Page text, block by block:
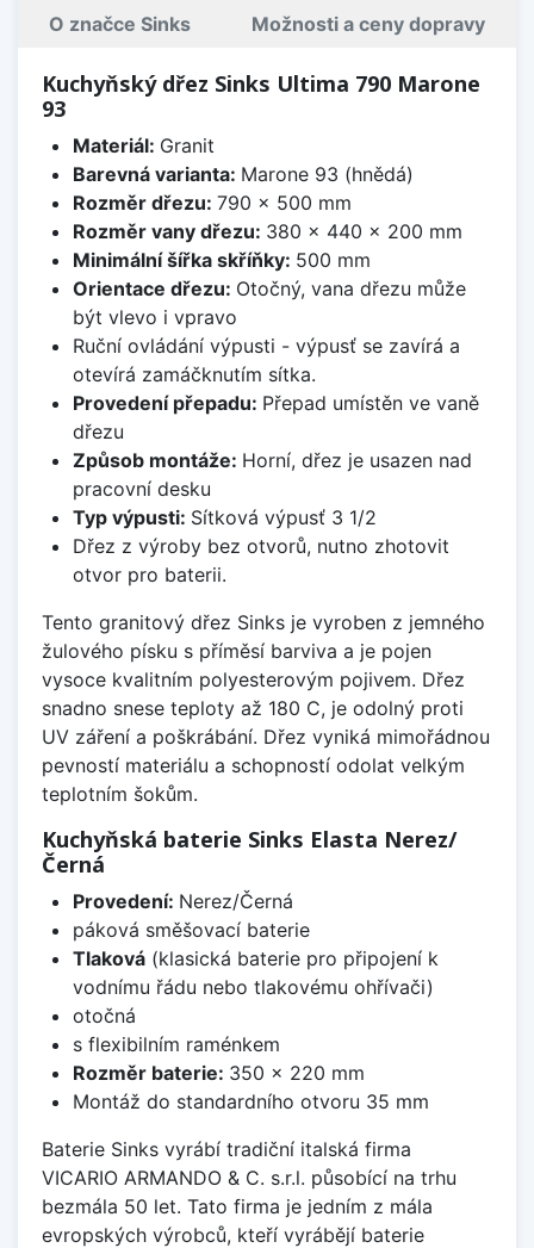
O značce Sinks Možnosti a ceny dopravy
Kuchyňský dřez Sinks Ultima 790 Marone
93
Materiál: Granit
Barevná varianta: Marone 93 (hnědá)
Rozměr dřezu: 790 x 500 mm
Rozměr vany dřezu: 380 x 440 x 200 mm
Minimální šířka skříňky: 500 mm
Orientace dřezu: Otočný, vana dřezu může
být vlevo i vpravo
Ruční ovládání výpusti - výpusť se zavírá a
otevírá zamáčknutím sítka.
Provedení přepadu: Přepad umístěn ve vaně
dřezu
Způsob montáže: Horní, dřez je usazen nad
pracovní desku
Typ výpusti: Sítková výpusť 3 1/2
Dřez z výroby bez otvorů, nutno zhotovit
otvor pro baterii.
Tento granitový dřez Sinks je vyroben z jemného
žulového písku s příměsí barviva a je pojen
vysoce kvalitním polyesterovým pojivem. Dřez
snadno snese teploty až 180 C, je odolný proti
UV záření a poškrábání. Dřez vyniká mimořádnou
pevností materiálu a schopností odolat velkým
teplotním šokům.
Kuchyňská baterie Sinks Elasta Nerez/
Černá
Provedení: Nerez/Černá
páková směšovací baterie
Tlaková(klasická baterie pro připojení k
vodnímu řádu nebo tlakovému ohřívači)
otočná
s flexibilním raménkem
Rozměr baterie: 350 x 220 mm
Montáž do standardního otvoru 35 mm
Baterie Sinks vyrábí tradiční italská firma
VICARIO ARMANDO & C. s.r.l. působící na trhu
bezmála 50 let. Tato firma je jedním z mála
evropských výrobců, kteří vyrábějí baterie